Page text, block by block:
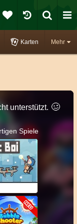
Mehr
Karten
unterstützt. 🥴️
Spiele